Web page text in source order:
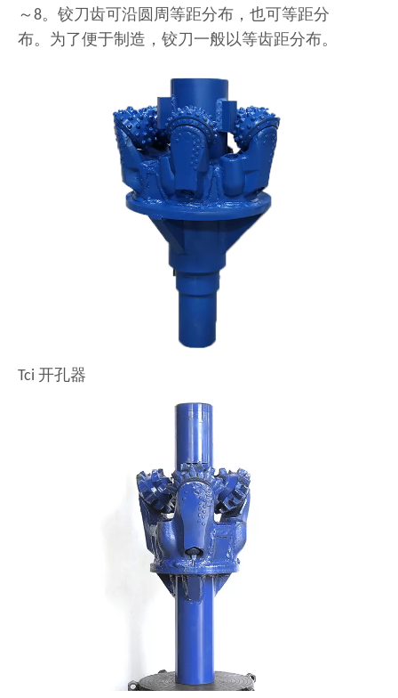
～8。铰刀齿可沿圆周等距分布，也可等距分
布。为了便于制造，铰刀一般以等齿距分布。
Tci 开孔器